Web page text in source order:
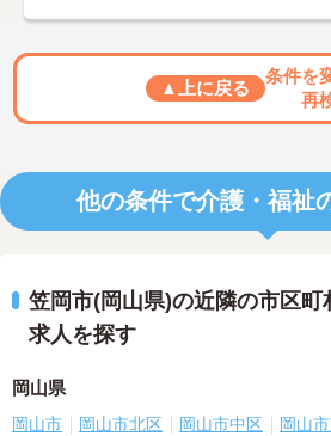
▲上に戻る
条件を
再
他の条件で介護・福祉
笠岡市(岡山県)の近隣の市区
求人を探す
岡山県
岡山市 岡山市北区 岡山市中区 岡山